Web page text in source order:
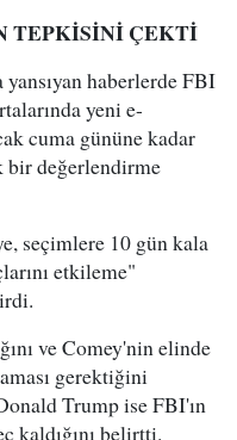
TEPKİSİNİ ÇEKTİ
haberlerde FBI
yeni e-
cuma gününe kadar
bir değerlendirme
seçimlere 10 gün kala
etkileme"
ve Comey'nin elinde
gerektiğini
Trump ise FBI'ın
kaldığını belirtti.